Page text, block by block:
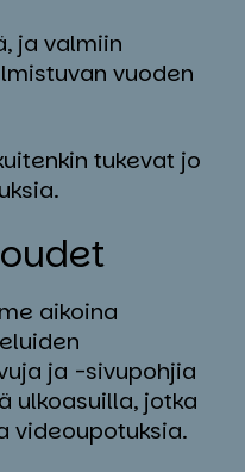
ja valmiin
vuoden
tukevat jo
aikoina
ja -sivupohjia
ulkoasuilla, jotka
videoupotuksia.